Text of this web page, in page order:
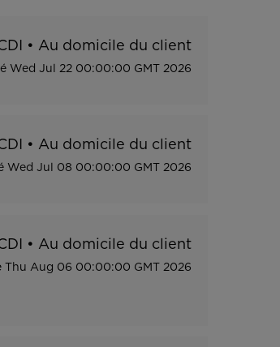
• Au domicile du client
Wed Jul 22 00:00:00 GMT 2026
• Au domicile du client
Wed Jul 08 00:00:00 GMT 2026
• Au domicile du client
Thu Aug 06 00:00:00 GMT 2026